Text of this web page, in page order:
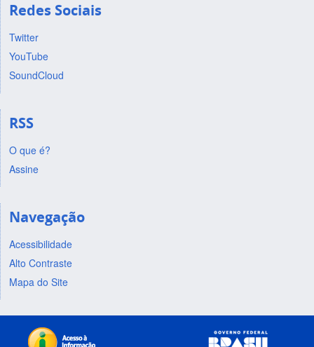
Redes Sociais
Twitter
YouTube
SoundCloud
RSS
O que é?
Assine
Navegação
Acessibilidade
Alto Contraste
Mapa do Site